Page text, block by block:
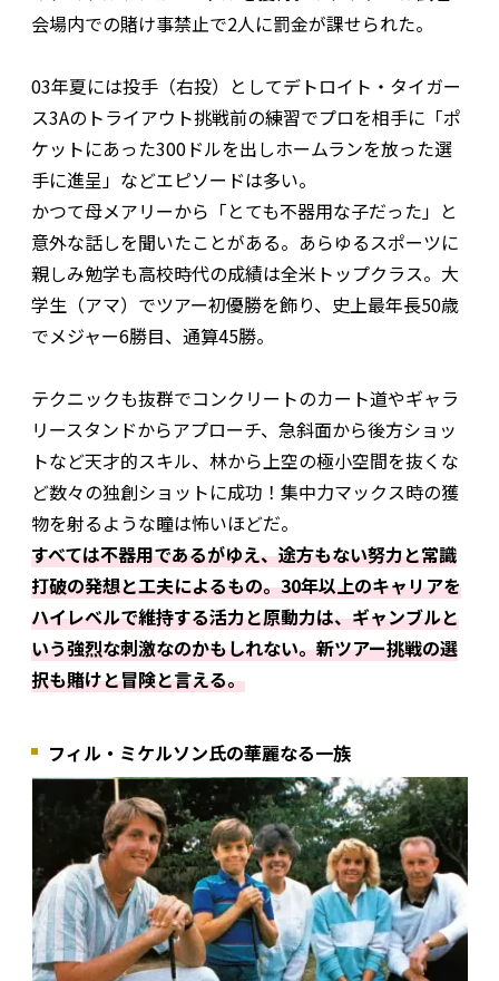
会場内での賭け事禁止で2人に罰金が課せられた。
03年夏には投手（右投）としてデトロイト・タイガー
ス3Aのトライアウト挑戦前の練習でプロを相手に「ポ
ケットにあった300ドルを出しホームランを放った選
手に進呈」などエピソードは多い。
かつて母メアリーから「とても不器用な子だった」と
意外な話しを聞いたことがある。あらゆるスポーツに
親しみ勉学も高校時代の成績は全米トップクラス。大
学生（アマ）でツアー初優勝を飾り、史上最年長50歳
でメジャー6勝目、通算45勝。
テクニックも抜群でコンクリートのカート道やギャラ
リースタンドからアプローチ、急斜面から後方ショッ
トなど天才的スキル、林から上空の極小空間を抜くな
ど数々の独創ショットに成功！集中力マックス時の獲
物を射るような瞳は怖いほどだ。
すべては不器用であるがゆえ、途方もない努力と常識
打破の発想と工夫によるもの。30年以上のキャリアを
ハイレベルで維持する活力と原動力は、ギャンブルと
いう強烈な刺激なのかもしれない。新ツアー挑戦の選
択も賭けと冒険と言える。
フィル・ミケルソン氏の華麗なる一族